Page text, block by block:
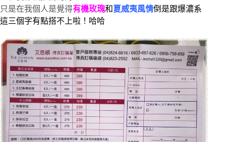
只是在我個人是覺得有機玫瑰和夏威夷風情倒是跟爆濃系
這三個字有點搭不上啦！哈哈